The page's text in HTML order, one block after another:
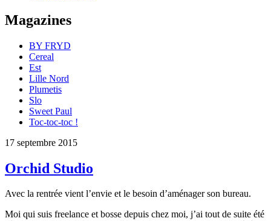
Magazines
BY FRYD
Cereal
Est
Lille Nord
Plumetis
Slo
Sweet Paul
Toc-toc-toc !
17 septembre 2015
Orchid Studio
Avec la rentrée vient l’envie et le besoin d’aménager son bureau.
Moi qui suis freelance et bosse depuis chez moi, j’ai tout de suite été